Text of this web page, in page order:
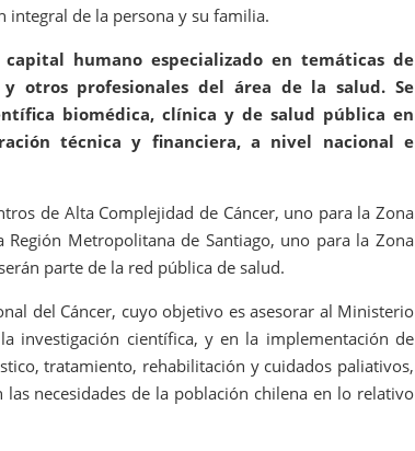
integral de la persona y su familia.
humano especializado en temáticas de
otros profesionales del área de la salud. Se
biomédica, clínica y de salud pública en
técnica y financiera, a nivel nacional e
de Alta Complejidad de Cáncer, uno para la Zona
Metropolitana de Santiago, uno para la Zona
parte de la red pública de salud.
del Cáncer, cuyo objetivo es asesorar al Ministerio
investigación científica, y en la implementación de
tratamiento, rehabilitación y cuidados paliativos,
necesidades de la población chilena en lo relativo